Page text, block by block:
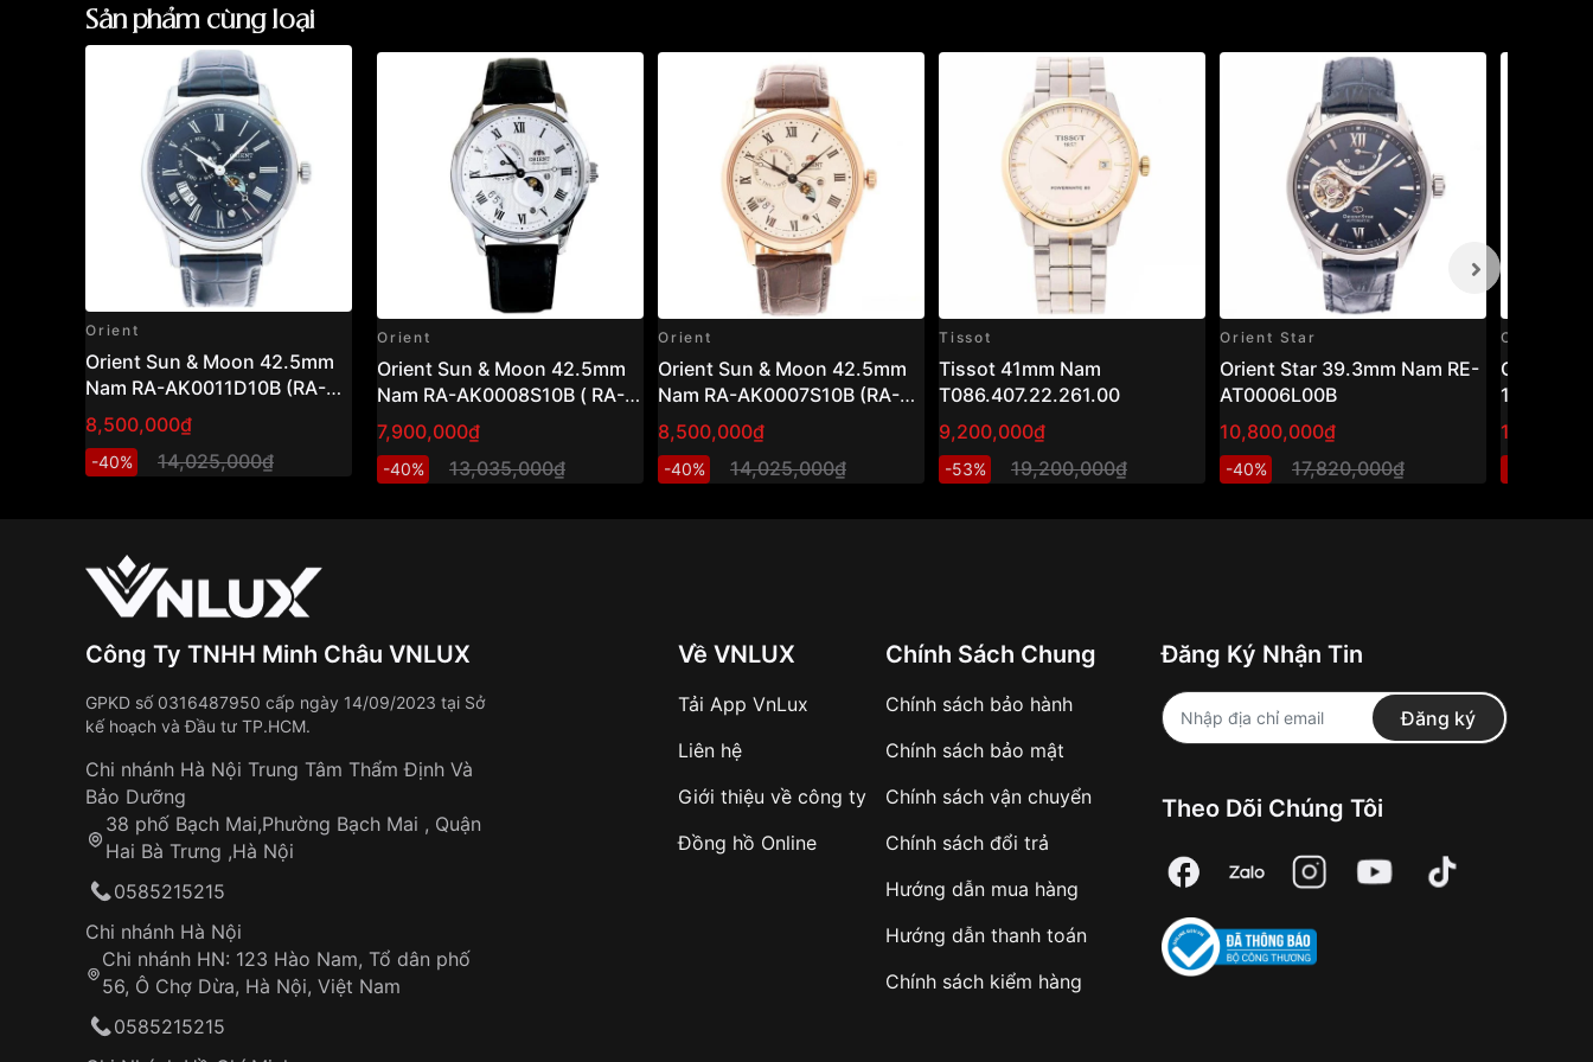
Sản phẩm cùng loại
Orient
Orient Sun & Moon 42.5mm
Nam RA-AK0011D10B (RA-
AK0011D30B)
8,500,000₫
-40% 14,025,000₫
Orient
Orient Sun & Moon 42.5mm
Nam RA-AK0008S10B ( RA-
AK0008S30B )
7,900,000₫
-40% 13,035,000₫
Orient
Orient Sun & Moon 42.5mm
Nam RA-AK0007S10B (RA-
AK0007S30B)
8,500,000₫
-40% 14,025,000₫
Tissot
Tissot 41mm Nam
T086.407.22.261.00
9,200,000₫
-53% 19,200,000₫
Orient Star
Orient Star 39.3mm Nam RE-
AT0006L00B
10,800,000₫
-40% 17,820,000₫
Casio
Casio
Công Ty TNHH Minh Châu VNLUX
GPKD số 0316487950 cấp ngày 14/09/2023 tại Sở
kế hoạch và Đầu tư TP.HCM.
Chi nhánh Hà Nội Trung Tâm Thẩm Định Và
Bảo Dưỡng
38 phố Bạch Mai,Phường Bạch Mai , Quận
Hai Bà Trưng ,Hà Nội
0585215215
Chi nhánh Hà Nội
Chi nhánh HN: 123 Hào Nam, Tổ dân phố
56, Ô Chợ Dừa, Hà Nội, Việt Nam
0585215215
Về VNLUX
Tải App VnLux
Liên hệ
Giới thiệu về công ty
Đồng hồ Online
Chính Sách Chung
Chính sách bảo hành
Chính sách bảo mật
Chính sách vận chuyển
Chính sách đổi trả
Hướng dẫn mua hàng
Hướng dẫn thanh toán
Chính sách kiểm hàng
Đăng Ký Nhận Tin
Đăng ký
Theo Dõi Chúng Tôi